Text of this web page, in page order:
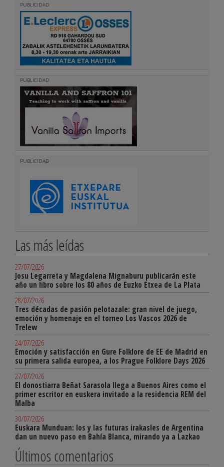
PUBLICIDAD
PUBLICIDAD
PUBLICIDAD
Las más leídas
27/07/2026
Josu Legarreta y Magdalena Mignaburu publicarán este
año un libro sobre los 80 años de Euzko Etxea de La Plata
28/07/2026
Tres décadas de pasión pelotazale: gran nivel de juego,
emoción y homenaje en el torneo Los Vascos 2026 de
Trelew
24/07/2026
Emoción y satisfacción en Gure Folklore de EE de Madrid en
su primera salida europea, a los Prague Folklore Days 2026
27/07/2026
El donostiarra Beñat Sarasola llega a Buenos Aires como el
primer escritor en euskera invitado a la residencia REM del
Malba
30/07/2026
Euskara Munduan: los y las futuras irakasles de Argentina
dan un nuevo paso en Bahía Blanca, mirando ya a Lazkao
Últimos comentarios